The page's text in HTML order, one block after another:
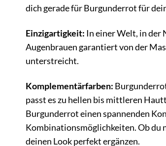
dich gerade für Burgunderrot für
Einzigartigkeit: In einer Welt, in der
Augenbrauen garantiert von der
unterstreicht.
Komplementärfarben:
passt es zu hellen bis mittleren
Burgunderrot einen spannenden
Kombinationsmöglichkeiten. Ob du
deinen Look perfekt ergänzen.